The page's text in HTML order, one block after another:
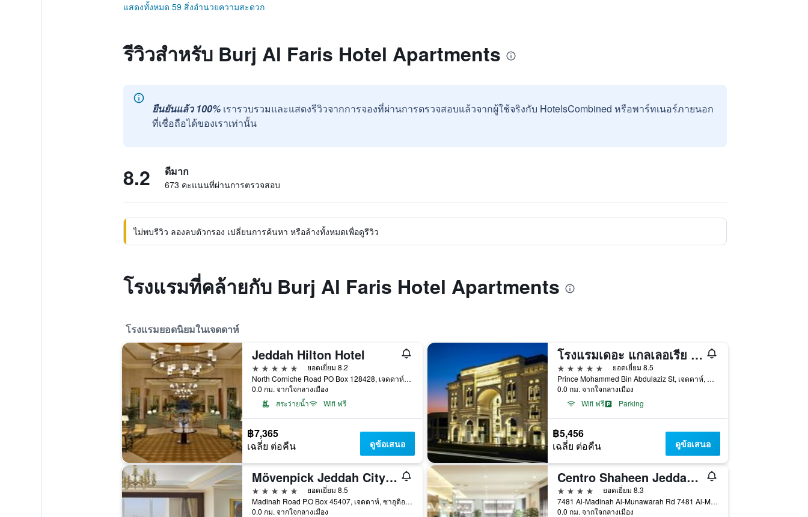
แสดงทั้งหมด 59 สิ่งอำนวยความสะดวก
รีวิวสำหรับ Burj Al Faris Hotel Apartments
ยืนยันแล้ว 100% เรารวบรวมและแสดงรีวิวจากการจองที่ผ่านการตรวจสอบแล้วจากผู้ใช้จริงกับ HotelsCombined หรือพาร์ทเนอร์ภายนอก
ที่เชื่อถือได้ของเราเท่านั้น
8.2 ดีมาก
673 คะแนนที่ผ่านการตรวจสอบ
ไม่พบรีวิว ลองลบตัวกรอง เปลี่ยนการค้นหา หรือล้างทั้งหมดเพื่อดูรีวิว
โรงแรมที่คล้ายกับ Burj Al Faris Hotel Apartments
โรงแรมยอดนิยมในเจดดาห์
Jeddah Hilton Hotel
5 ดาว
ยอดเยี่ยม 8.2
North Corniche Road PO Box 128428, เจดดาห์, ซาอุดิอาระเบีย
0.0 กม. จากใจกลางเมือง
สระว่ายน้ำ
Wifi ฟรี
฿7,365
เฉลี่ย ต่อคืน ดูข้อเสนอ
โรงแรมเดอะ แกลเลอเรีย เจดดาห์, คูริโอ คอลเลคชั่น บาย ฮิลตัน
5 ดาว
ยอดเยี่ยม 8.5
Prince Mohammed Bin Abdulaziz St, เจดดาห์, ซาอุดิอาระเบีย
0.0 กม. จากใจกลางเมือง
Wifi ฟรี
Parking
฿5,456
เฉลี่ย ต่อคืน ดูข้อเสนอ
Mövenpick Jeddah City Star
5 ดาว
ยอดเยี่ยม 8.5
Madinah Road P.O Box 45407, เจดดาห์, ซาอุดิอาระเบีย
0.0 กม. จากใจกลางเมือง
Centro Shaheen Jeddah by Rotana
4 ดาว
ยอดเยี่ยม 8.3
7481 Al-Madinah Al-Munawarah Rd 7481 Al-Madinah Al-Munawarah Rd, เจดดาห์, ซาอุดิอาระเบีย
0.0 กม. จากใจกลางเมือง